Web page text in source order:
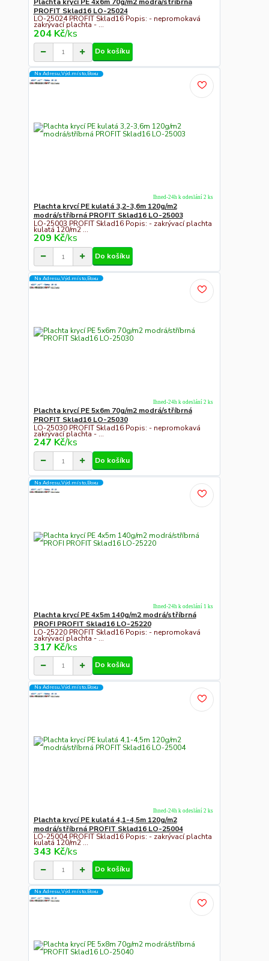
PROFIT Sklad16 LO-25024
LO-25024 PROFIT Sklad16 Popis: - nepromokavá
zakrývací plachta - ...
204 Kč/ks
Do košíku
Na Adresu,Výd.místo,Boxu
Plachta krycí PE kulatá 3,2-3,6m 120g/m2
modrá/stříbrná PROFIT Sklad16 LO-25003
LO-25003 PROFIT Sklad16 Popis: - zakrývací plachta
kulatá 120/m2 ...
209 Kč/ks
Ihned-24h k odeslání 2 ks
Do košíku
Na Adresu,Výd.místo,Boxu
Plachta krycí PE 5x6m 70g/m2 modrá/stříbrná
PROFIT Sklad16 LO-25030
LO-25030 PROFIT Sklad16 Popis: - nepromokavá
zakrývací plachta - ...
247 Kč/ks
Ihned-24h k odeslání 2 ks
Do košíku
Na Adresu,Výd.místo,Boxu
Plachta krycí PE 4x5m 140g/m2 modrá/stříbrná
PROFI PROFIT Sklad16 LO-25220
LO-25220 PROFIT Sklad16 Popis: - nepromokavá
zakrývací plachta - ...
317 Kč/ks
Ihned-24h k odeslání 1 ks
Do košíku
Na Adresu,Výd.místo,Boxu
Plachta krycí PE kulatá 4,1-4,5m 120g/m2
modrá/stříbrná PROFIT Sklad16 LO-25004
LO-25004 PROFIT Sklad16 Popis: - zakrývací plachta
kulatá 120/m2 ...
343 Kč/ks
Ihned-24h k odeslání 2 ks
Do košíku
Na Adresu,Výd.místo,Boxu